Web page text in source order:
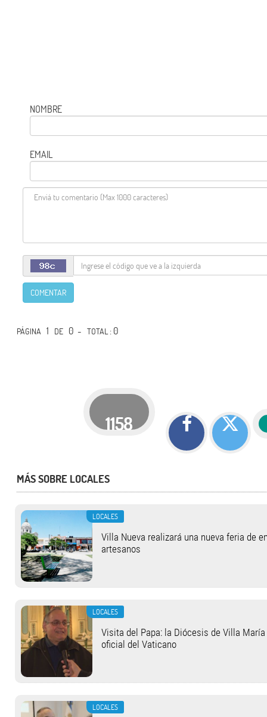
NOMBRE
EMAIL
COMENTAR
PÁGINA 1 DE 0 -TOTAL: 0
1158
MÁS SOBRE LOCALES
LOCALES
Villa Nueva realizará una nueva feria de
artesanos
LOCALES
Visita del Papa: la Diócesis de Villa
oficial del Vaticano
LOCALES